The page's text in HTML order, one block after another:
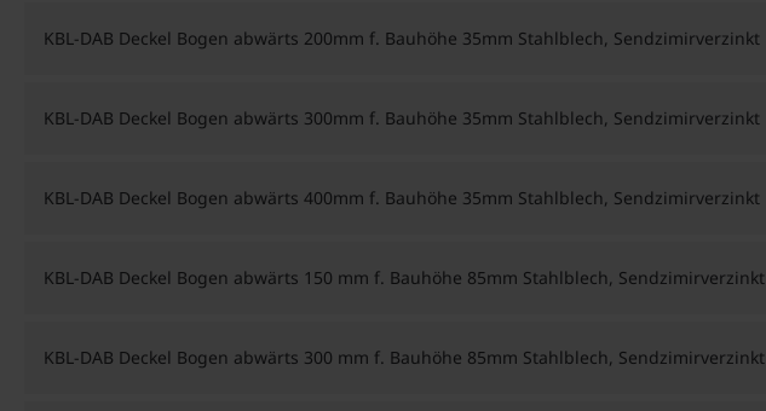
KBL-DAB Deckel Bogen abwärts 200mm f. Bauhöhe 35mm Stahlblech, Sendzimirverzinkt
KBL-DAB Deckel Bogen abwärts 300mm f. Bauhöhe 35mm Stahlblech, Sendzimirverzinkt
KBL-DAB Deckel Bogen abwärts 400mm f. Bauhöhe 35mm Stahlblech, Sendzimirverzinkt
KBL-DAB Deckel Bogen abwärts 150 mm f. Bauhöhe 85mm Stahlblech, Sendzimirverzinkt
KBL-DAB Deckel Bogen abwärts 300 mm f. Bauhöhe 85mm Stahlblech, Sendzimirverzinkt